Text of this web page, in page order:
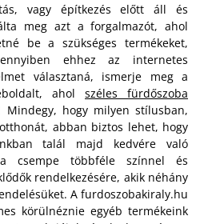
vagy építkezés előtt áll és
meg azt a forgalmazót, ahol
be a szükséges termékeket,
ehhez az internetes
választaná, ismerje meg a
ahol széles fürdőszoba
Mindegy, hogy milyen stílusban,
abban biztos lehet, hogy
talál majd kedvére való
csempe többféle színnel és
rendelkezésére, akik néhány
A furdoszobakiraly.hu
körülnéznie egyéb termékeink